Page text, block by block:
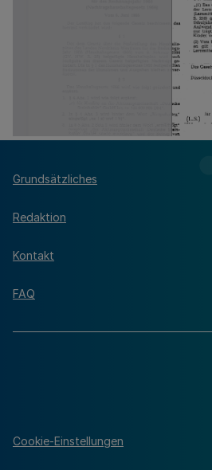
Grundsätzliches
Redaktion
Kontakt
FAQ
Cookie-Einstellungen